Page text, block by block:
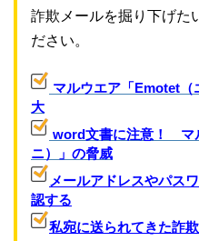
詐欺メールを掘り下げた
ださい。
マルウエア「Emotet（
大
word文書に注意！ マ
ニ）」の脅威
メールアドレスやパス
認する
私宛に送られてきた詐